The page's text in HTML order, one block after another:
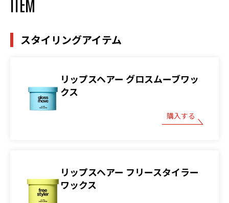
スタイリングアイテム
リップスヘアー グロスムーブワッ
クス
購入する
リップスヘアー フリースタイラー
ワックス